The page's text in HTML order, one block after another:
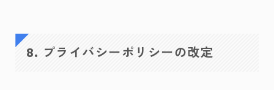
8. プライバシーポリシーの改定